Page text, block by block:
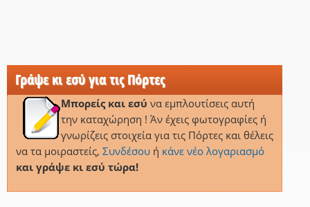
Γράψε κι εσύ για τις Πόρτες
Μπορείς και εσύ να εμπλουτίσεις αυτή
την καταχώρηση ! Άν έχεις φωτογραφίες ή
γνωρίζεις στοιχεία για τις Πόρτες και θέλεις
να τα μοιραστείς, Συνδέσουή κάνε νέο λογαριασμό
και γράψε κι εσύ τώρα!